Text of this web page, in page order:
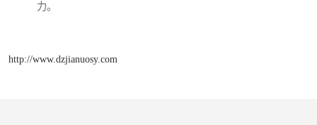
力。
http://www.dzjianuosy.com